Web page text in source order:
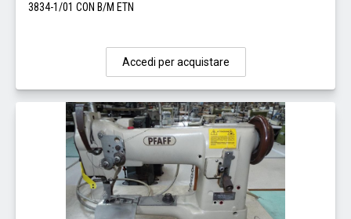
3834-1/01 CON B/M ETN
Accedi per acquistare